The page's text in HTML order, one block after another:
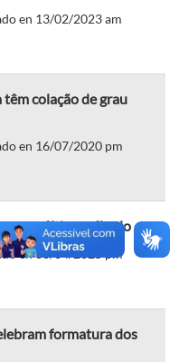
en 13/02/2023 am
colação de grau
en 16/07/2020 pm
no último sábado
en 30/04/2025 pm
formatura dos